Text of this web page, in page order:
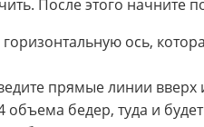
После этого начните
ось,
прямые линии
объема бедер, туда и